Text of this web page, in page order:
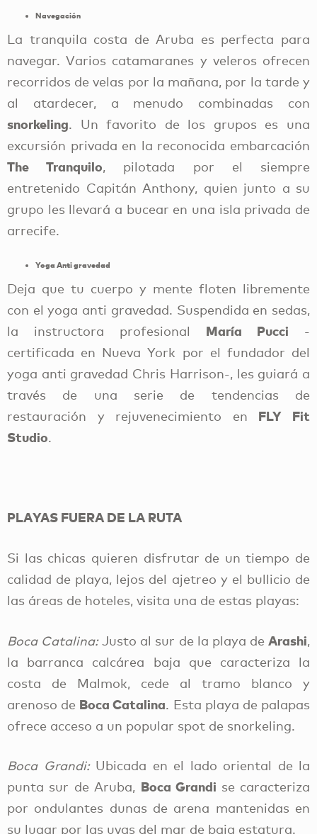
Navegación
La tranquila costa de Aruba es perfecta para
navegar. Varios catamaranes y veleros ofrecen
recorridos de velas por la mañana, por la tarde y
al atardecer, a menudo combinadas con
snorkeling. Un favorito de los grupos es una
excursión privada en la reconocida embarcación
The Tranquilo, pilotada por el siempre
entretenido Capitán Anthony, quien junto a su
grupo les llevará a bucear en una isla privada de
arrecife.
Yoga Anti gravedad
Deja que tu cuerpo y mente floten libremente
con el yoga anti gravedad. Suspendida en sedas,
la instructora profesional María Pucci -
certificada en Nueva York por el fundador del
yoga anti gravedad Chris Harrison-, les guiará a
través de una serie de tendencias de
restauración y rejuvenecimiento en FLY Fit
Studio.
PLAYAS FUERA DE LA RUTA
Si las chicas quieren disfrutar de un tiempo de
calidad de playa, lejos del ajetreo y el bullicio de
las áreas de hoteles, visita una de estas playas:
Boca Catalina:Justo al sur de la playa deArashi,
la barranca calcárea baja que caracteriza la
costa de Malmok, cede al tramo blanco y
arenoso de Boca Catalina. Esta playa de palapas
ofrece acceso a un popular spot de snorkeling.
Boca Grandi:Ubicada en el lado oriental de la
punta sur de Aruba, Boca Grandi se caracteriza
por ondulantes dunas de arena mantenidas en
su lugar por las uvas del mar de baja estatura.